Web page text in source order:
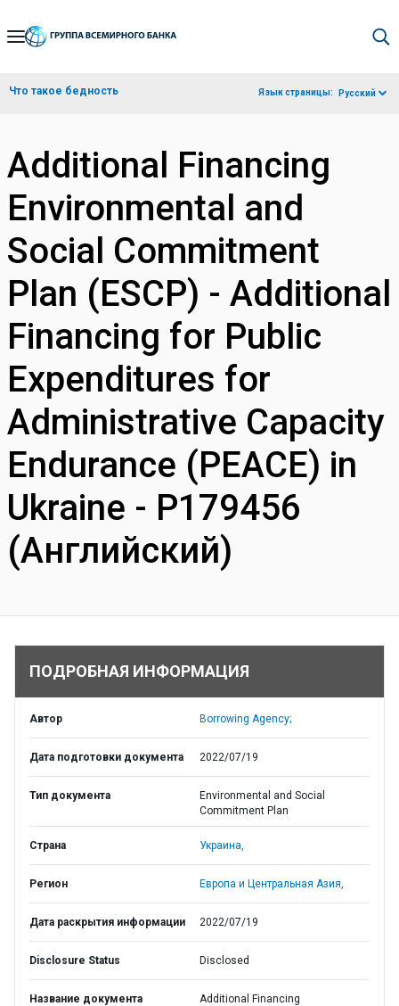
Skip
Navigation
Что такое бедность Язык страницы: Русский
Additional Financing
Environmental and
Social Commitment
Plan (ESCP) - Additional
Financing for Public
Expenditures for
Administrative Capacity
Endurance (PEACE) in
Ukraine - P179456
(Английский)
ПОДРОБНАЯ ИНФОРМАЦИЯ
Автор Borrowing Agency;
Дата подготовки документа 2022/07/19
Тип документа
Environmental and Social
Commitment Plan
Страна Украина,
Регион Европа и Центральная Азия,
Дата раскрытия информации 2022/07/19
Disclosure Status Disclosed
Название документа
Additional Financing